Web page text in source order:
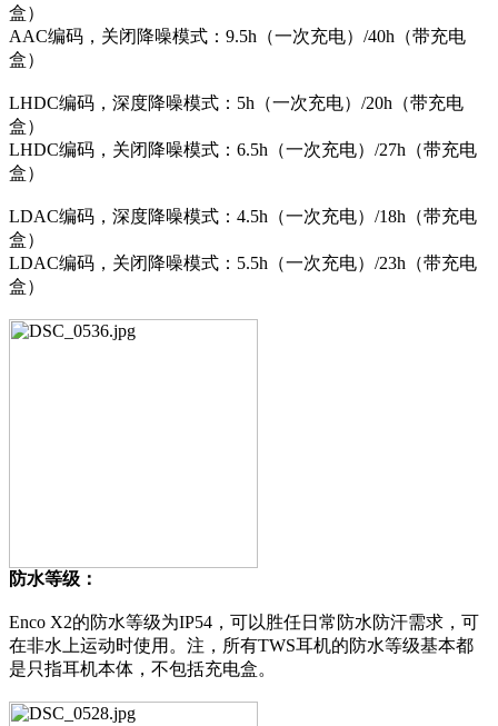
盒）
AAC编码，关闭降噪模式：9.5h（一次充电）/40h（带充电
盒）
LHDC编码，深度降噪模式：5h（一次充电）/20h（带充电
盒）
LHDC编码，关闭降噪模式：6.5h（一次充电）/27h（带充电
盒）
LDAC编码，深度降噪模式：4.5h（一次充电）/18h（带充电
盒）
LDAC编码，关闭降噪模式：5.5h（一次充电）/23h（带充电
盒）
防水等级：
Enco X2的防水等级为IP54，可以胜任日常防水防汗需求，可
在非水上运动时使用。注，所有TWS耳机的防水等级基本都
是只指耳机本体，不包括充电盒。